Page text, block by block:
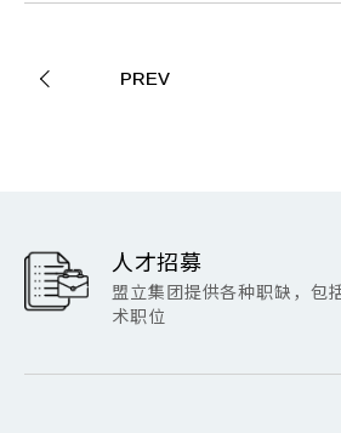
PREV
人才招募
盟立集团提供各种职缺，包
术职位